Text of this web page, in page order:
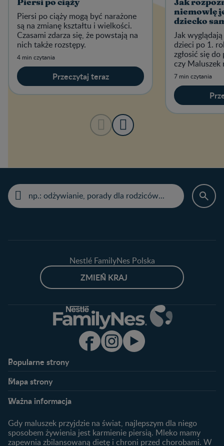
Piersi po ciąży
Piersi po ciąży mogą być narażone
są na zmianę kształtu i wielkości.
Czasami zdarza się, że powstają na
nich także rozstępy.
4 min czytania
Przeczytaj teraz
Jak
niemowlę
dziecko
Jak
dzieci po 1.
zgłosić się
czy Maluszek
prawidłowo.
7 min czytania
Nestlé FamilyNes Polska
ZMIEŃ KRAJ
Popularne strony​
Kontakt
FAQ
Produkty
Wyszukiwarka produktów
Mapa strony​
Plamienie implantacyjne –
Jak zaplanować płeć
dziecka?
1. trymestr ciąży
2. trymestr ciąży
Ważna informacja
Gdy maluszek przyjdzie na świat, najlepszym dla niego
sposobem żywienia jest karmienie piersią. Mleko mamy
zapewnia zbilansowaną dietę i chroni przed chorobami. W